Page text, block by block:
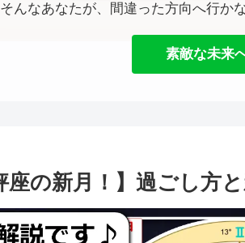
そんなあなたが、間違った方向へ行か
素敵な未来
座の新月！】過ごし方